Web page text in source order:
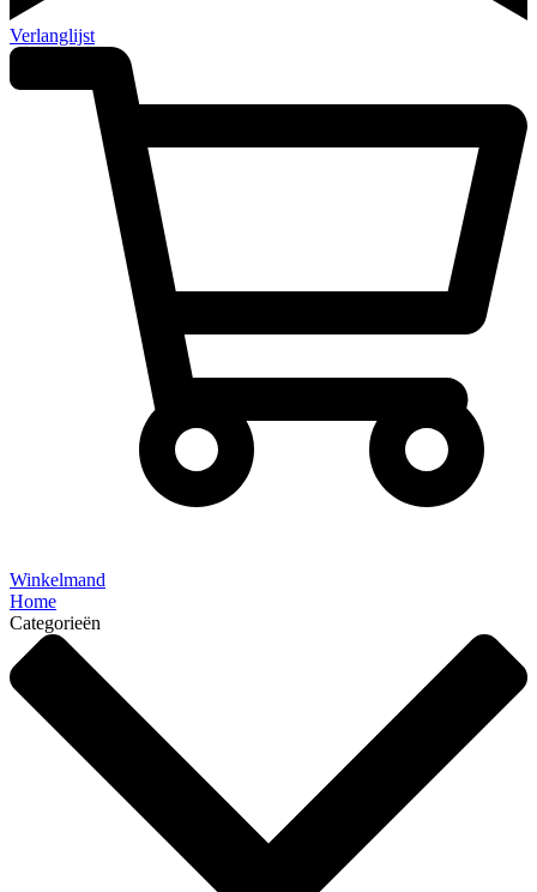
Verlanglijst
Winkelmand
Home
Categorieën